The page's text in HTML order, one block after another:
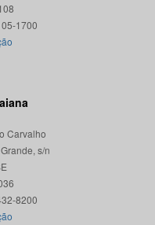
Carvalho
s/n